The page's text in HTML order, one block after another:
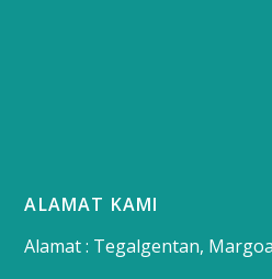
ALAMAT KAMI
Alamat : Tegalgentan,